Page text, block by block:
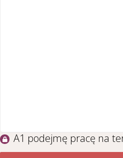
A1 podejmę pracę na